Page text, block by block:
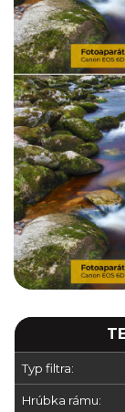
Typ filtra:
Hrúbka rámu: